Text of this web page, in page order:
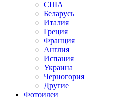
США
Беларусь
Италия
Греция
Франция
Англия
Испания
Украина
Черногория
Другие
Фотоидеи